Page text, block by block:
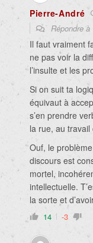
Pierre-André
Répondre à
Il faut vraiment
ne pas voir la
l’insulte et les
Si on suit ta
équivaut à
s’en prendre
la rue, au travail
Ouf, le
discours est
mortel,
intellectuelle.
la sorte et
14 -3